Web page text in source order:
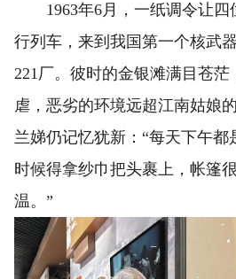
1963年6月，一纸调令让四
行列车，来到我国第一个核
221厂。彼时的金银滩满目苍
虐，恶劣的环境远超江南姑娘
兰娣仍记忆犹新：“每天下午都
时候得拿纱巾把头裹上，帐篷
温。”